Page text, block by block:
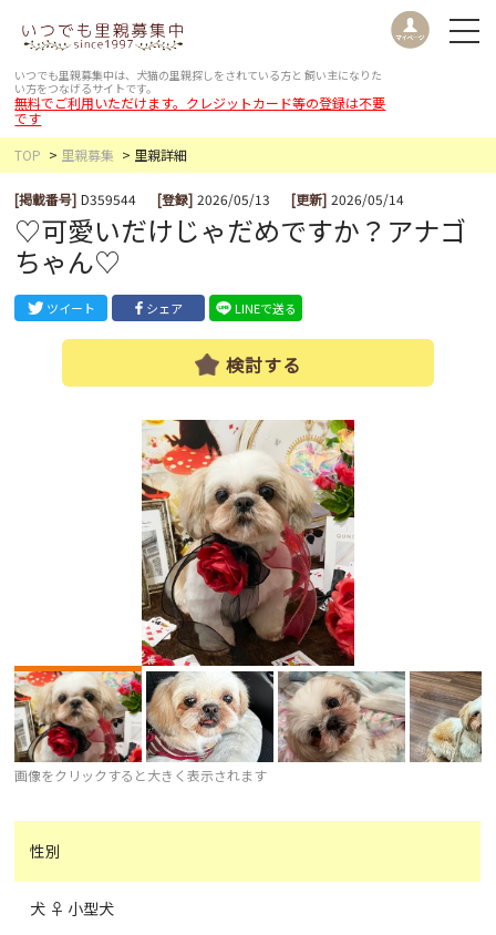
いつでも里親募集中は、犬猫の里親探しをされている方と 飼い主になりた
い方をつなげるサイトです。
無料でご利用いただけます。クレジットカード等の登録は不要
です
TOP
里親募集 里親詳細
[掲載番号] D359544 [登録] 2026/05/13 [更新] 2026/05/14
♡可愛いだけじゃだめですか？アナゴ
ちゃん♡
ツイート シェア LINEで送る
検討する
画像をクリックすると大きく表示されます
性別
犬 ♀ 小型犬